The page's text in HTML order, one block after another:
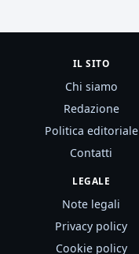
IL SITO
Chi siamo
Redazione
Politica editoriale
Contatti
LEGALE
Note legali
Privacy policy
Cookie policy